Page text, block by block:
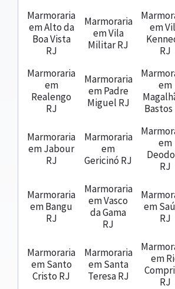
Marmoraria
em Alto da
Boa Vista
RJ
Marmoraria
em Vila
Militar RJ
em
RJ
Marmoraria
em
Realengo
RJ
Marmoraria
em Padre
Miguel RJ
em
Bastos
Marmoraria
em Jabour
RJ
Marmoraria
em
Gericinó RJ
em
RJ
Marmoraria
em Bangu
RJ
Marmoraria
em Vasco
da Gama
RJ
em
RJ
Marmoraria
em Santo
Cristo RJ
Marmoraria
em Santa
Teresa RJ
em
RJ